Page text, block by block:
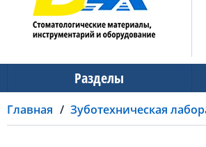
Разделы
Главная Зуботехническая